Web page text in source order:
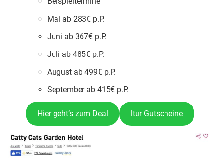
Mai ab 283€ p.P.
Juni ab 367€ p.P.
Juli ab 485€ p.P.
August ab 499€ p.P.
September ab 415€ p.P.
Hier geht’s zum Deal ltur Gutscheine